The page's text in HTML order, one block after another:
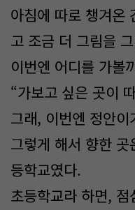
아침에 따로 챙겨온
고 조금 더 그림을
이번엔 어디를 가볼
“가보고 싶은 곳이
그래, 이번엔 정안
그렇게 해서 향한
등학교였다.
초등학교라 하면,